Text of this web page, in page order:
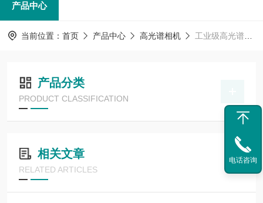
产品中心
当前位置： 首页 产品中心 高光谱相机 工业级高光谱相机
产品分类
PRODUCT CLASSIFICATION
相关文章
RELATED ARTICLES
电话咨询